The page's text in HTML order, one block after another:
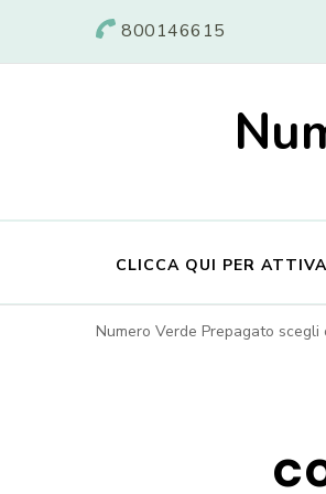
800146615
CLICCA QUI PER
Numero Verde Prepagato